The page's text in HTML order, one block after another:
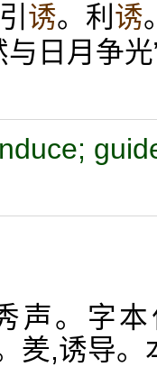
诱。利 诱
与日月争光
声。字
羑,诱导